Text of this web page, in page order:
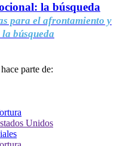
la búsqueda
para el afrontamiento y
búsqueda
parte de: